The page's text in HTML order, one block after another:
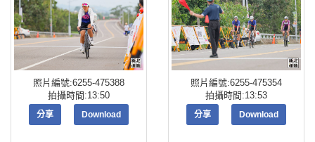
照片編號:6255-475388
拍攝時間:13:50
分享 Download
照片編號:6255-475354
拍攝時間:13:53
分享 Download